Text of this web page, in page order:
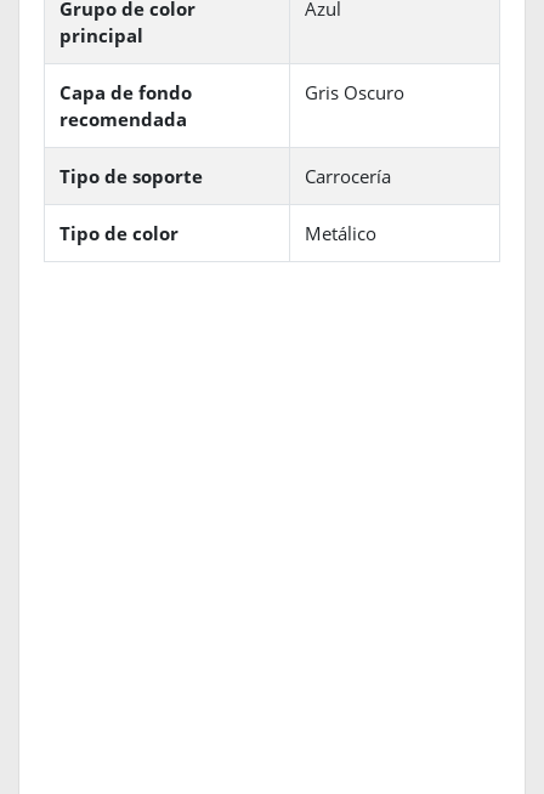
Grupo de color
principal
Azul
Capa de fondo
recomendada
Gris Oscuro
Tipo de soporte Carrocería
Tipo de color Metálico